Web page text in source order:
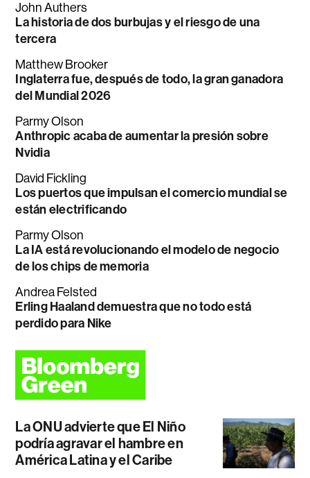
John Authers
La historia de dos burbujas y el riesgo de una
tercera
Matthew Brooker
Inglaterra fue, después de todo, la gran ganadora
del Mundial 2026
Parmy Olson
Anthropic acaba de aumentar la presión sobre
Nvidia
David Fickling
Los puertos que impulsan el comercio mundial se
están electrificando
Parmy Olson
La IA está revolucionando el modelo de negocio
de los chips de memoria
Andrea Felsted
Erling Haaland demuestra que no todo está
perdido para Nike
La ONU advierte que El Niño
podría agravar el hambre en
América Latina y el Caribe